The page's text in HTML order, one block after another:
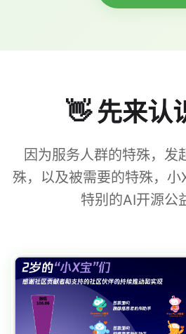
👋 先来认
因为服务人群的特殊，发
殊，以及被需要的特殊，
特别的AI开源公